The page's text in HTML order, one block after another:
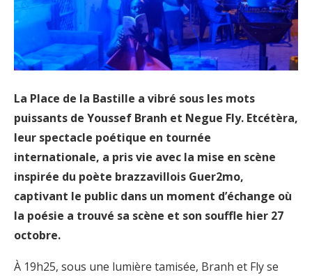
La Place de la Bastille a vibré sous les mots
puissants de Youssef Branh et Negue Fly. Etcétèra,
leur spectacle poétique en tournée
internationale, a pris vie avec la mise en scène
inspirée du poète brazzavillois Guer2mo,
captivant le public dans un moment d’échange où
la poésie a trouvé sa scène et son souffle hier 27
octobre.
À 19h25, sous une lumière tamisée, Branh et Fly se